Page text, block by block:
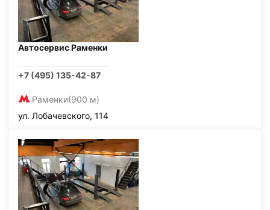
Автосервис Раменки
+7 (495) 135-42-87
Раменки(900 м)
ул. Лобачевского, 114